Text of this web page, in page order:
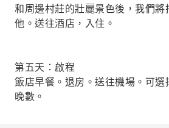
和周邊村莊的壯麗景色後，我們將
他。送往酒店，入住。
第五天：啟程
飯店早餐。退房。送往機場。可選
晚數。